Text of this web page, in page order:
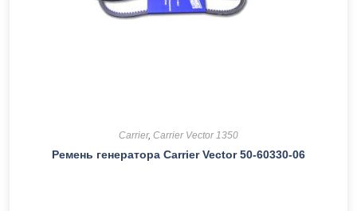
Carrier, Carrier Vector 1350
Ремень генератора Carrier Vector 50-60330-06